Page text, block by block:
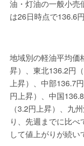
油・灯油の一般小売
は26日時点で136.6
地域別の軽油平均価
昇）、東北136.2円
上昇）、中部136.7
円上昇）、中国
（3.2円上昇）、
り、先週までに比べ
して値上がりが続い